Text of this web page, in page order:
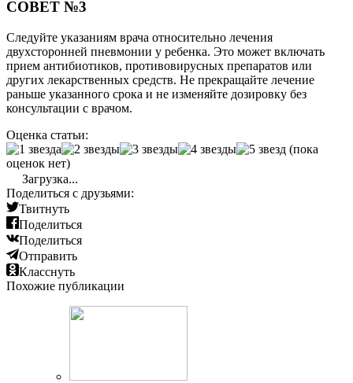
СОВЕТ №3
Следуйте указаниям врача относительно лечения
двухсторонней пневмонии у ребенка. Это может включать
прием антибиотиков, противовирусных препаратов или
других лекарственных средств. Не прекращайте лечение
раньше указанного срока и не изменяйте дозировку без
консультации с врачом.
Оценка статьи:
(пока
оценок нет)
Загрузка...
Поделиться с друзьями:
Твитнуть
Поделиться
Поделиться
Отправить
Класснуть
Похожие публикации